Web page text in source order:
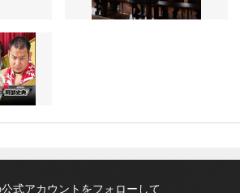
式アカウントをフォローして